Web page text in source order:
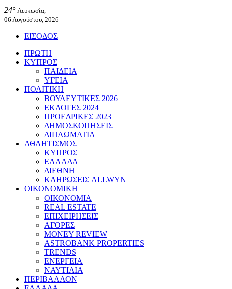
24° Λευκωσία,
06 Αυγούστου, 2026
ΕΙΣΟΔΟΣ
ΠΡΩΤΗ
ΚΥΠΡΟΣ
ΠΑΙΔΕΙΑ
ΥΓΕΙΑ
ΠΟΛΙΤΙΚΗ
ΒΟΥΛΕΥΤΙΚΕΣ 2026
ΕΚΛΟΓΕΣ 2024
ΠΡΟΕΔΡΙΚΕΣ 2023
ΔΗΜΟΣΚΟΠΗΣΕΙΣ
ΔΙΠΛΩΜΑΤΙΑ
ΑΘΛΗΤΙΣΜΟΣ
ΚΥΠΡΟΣ
ΕΛΛΑΔΑ
ΔΙΕΘΝΗ
ΚΛΗΡΩΣΕΙΣ ALLWYN
ΟΙΚΟΝΟΜΙΚΗ
ΟΙΚΟΝΟΜΙΑ
REAL ESTATE
ΕΠΙΧΕΙΡΗΣΕΙΣ
ΑΓΟΡΕΣ
MONEY REVIEW
ASTROBANK PROPERTIES
TRENDS
ΕΝΕΡΓΕΙΑ
ΝΑΥΤΙΛΙΑ
ΠΕΡΙΒΑΛΛΟΝ